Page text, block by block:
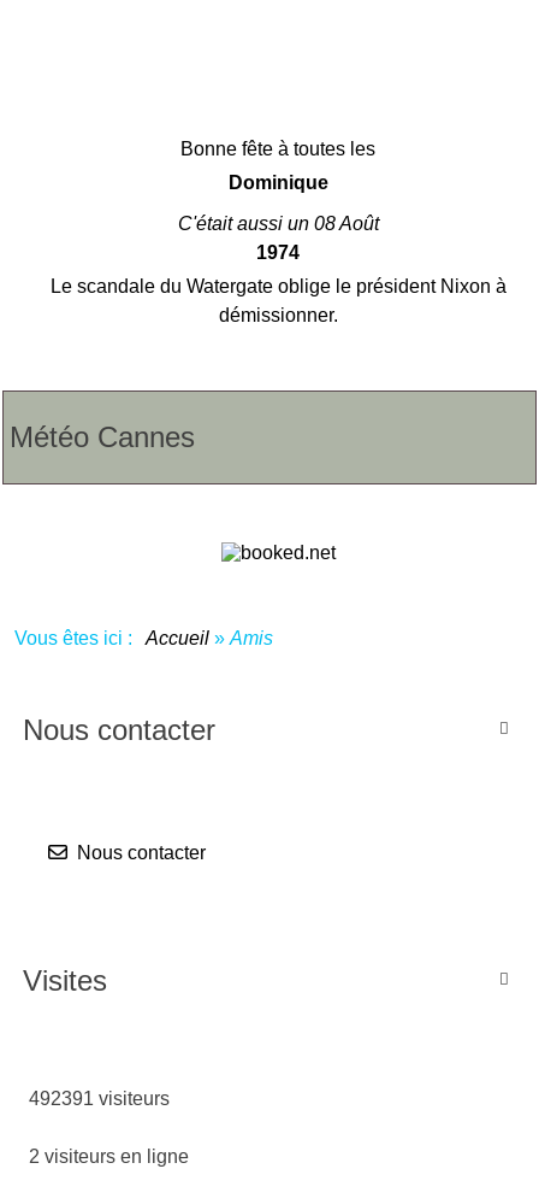
Bonne fête à toutes les
Dominique
C'était aussi un 08 Août
1974
Le scandale du Watergate oblige le président Nixon à
démissionner.
Météo Cannes
Vous êtes ici : Accueil » Amis

Nous contacter
Nous contacter

Visites
492391 visiteurs
2 visiteurs en ligne